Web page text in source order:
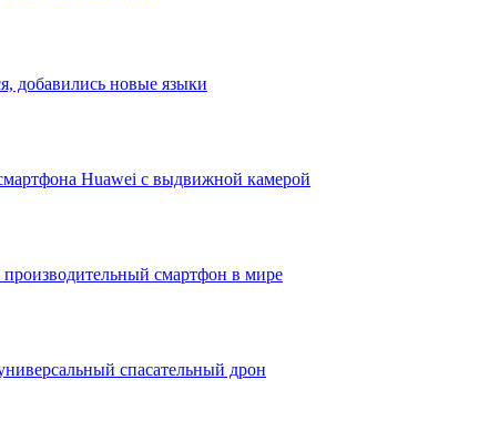
добавились новые языки
Huawei с выдвижной камерой
смартфон в мире
спасательный дрон